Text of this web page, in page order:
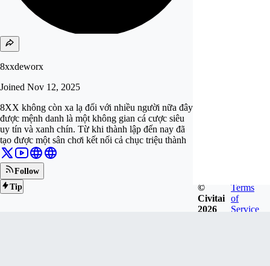
8xxdeworx
Joined Nov 12, 2025
8XX không còn xa lạ đối với nhiều người nữa đây
được mệnh danh là một không gian cá cược siêu
uy tín và xanh chín. Từ khi thành lập đến nay đã
tạo được một sân chơi kết nối cả chục triệu thành
Follow
Tip
©
Civitai
2026
Terms
of
Service